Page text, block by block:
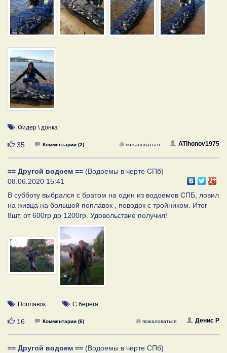
Фидер \ донка
Нравится
35 Комментарии (2) ATihonov1975
пожаловаться
== Другой водоем == (Водоемы в черте СПб)
08.06.2020 15:41
В субботу выбрался с братом на один из водоемов СПБ, ловил
на живца на большой поплавок , поводок с тройником. Итог
8шт. от 600гр до 1200гр. Удовольствие получил!
Поплавок С берега
Нравится
16 Комментарии (6) Денис Р
пожаловаться
== Другой водоем == (Водоемы в черте СПб)